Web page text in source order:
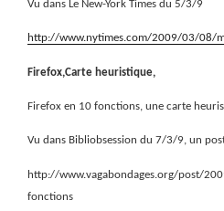
Vu dans Le New-York Times du 5/3/9
http://www.nytimes.com/2009/03/08/
Firefox,Carte heuristique,
Firefox en 10 fonctions, une carte
Vu dans Bibliobsession du 7/3/9, un
http://www.vagabondages.org/post/
fonctions